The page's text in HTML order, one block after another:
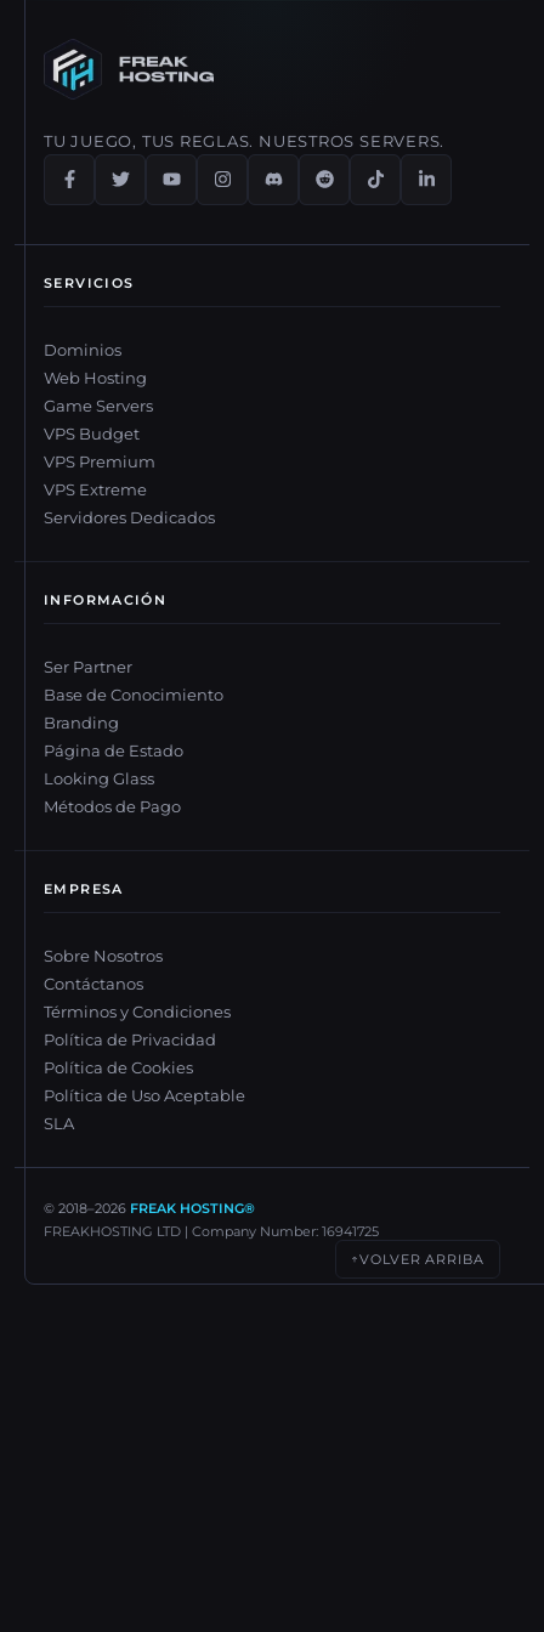
dashboard de cliente. Los upgrades son instantáneos, sin
diferencia del upgrade.
TU JUEGO, TUS REGLAS. NUESTROS SERVERS.
SERVICIOS
Dominios
Web Hosting
Game Servers
VPS Budget
VPS Premium
VPS Extreme
Servidores Dedicados
INFORMACIÓN
Ser Partner
Base de Conocimiento
Branding
Página de Estado
Looking Glass
Métodos de Pago
EMPRESA
Sobre Nosotros
Contáctanos
Términos y Condiciones
Política de Privacidad
Política de Cookies
Política de Uso Aceptable
SLA
© 2018–2026 FREAK HOSTING®
FREAKHOSTING LTD | Company Number: 16941725
↑VOLVER ARRIBA